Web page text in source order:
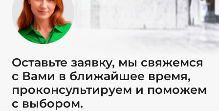
Оставьте заявку, мы свяжемся
с Вами в ближайшее время,
проконсультируем и поможем
с выбором.